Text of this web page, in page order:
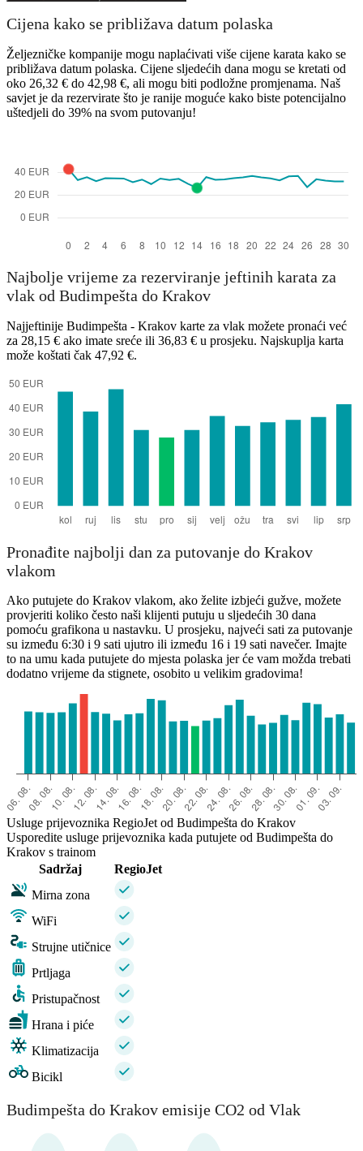
Cijena kako se približava datum polaska
Željezničke kompanije mogu naplaćivati ​​više cijene karata kako se
približava datum polaska. Cijene sljedećih dana mogu se kretati od
oko 26,32 € do 42,98 €, ali mogu biti podložne promjenama. Naš
savjet je da rezervirate što je ranije moguće kako biste potencijalno
uštedjeli do 39% na svom putovanju!
Najbolje vrijeme za rezerviranje jeftinih karata za
vlak od Budimpešta do Krakov
Najjeftinije Budimpešta - Krakov karte za vlak možete pronaći već
za 28,15 € ako imate sreće ili 36,83 € u prosjeku. Najskuplja karta
može koštati čak 47,92 €.
Pronađite najbolji dan za putovanje do Krakov
vlakom
Ako putujete do Krakov vlakom, ako želite izbjeći gužve, možete
provjeriti koliko često naši klijenti putuju u sljedećih 30 dana
pomoću grafikona u nastavku. U prosjeku, najveći sati za putovanje
su između 6:30 i 9 sati ujutro ili između 16 i 19 sati navečer. Imajte
to na umu kada putujete do mjesta polaska jer će vam možda trebati
dodatno vrijeme da stignete, osobito u velikim gradovima!
Usluge prijevoznika RegioJet od Budimpešta do Krakov
Usporedite usluge prijevoznika kada putujete od Budimpešta do
Krakov s trainom
Sadržaj
RegioJet
Mirna zona
WiFi
Strujne utičnice
Prtljaga
Pristupačnost
Hrana i piće
Klimatizacija
Bicikl
Budimpešta do Krakov emisije CO2 od Vlak